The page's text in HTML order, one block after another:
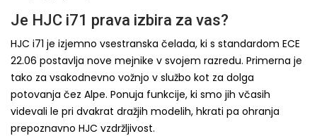
Je HJC i71 prava izbira za vas?
HJC i71 je izjemno vsestranska čelada, ki s standardom ECE
22.06 postavlja nove mejnike v svojem razredu. Primerna je
tako za vsakodnevno vožnjo v službo kot za dolga
potovanja čez Alpe. Ponuja funkcije, ki smo jih včasih
videvali le pri dvakrat dražjih modelih, hkrati pa ohranja
prepoznavno HJC vzdržljivost.